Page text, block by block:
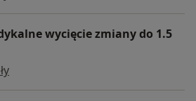
wycięcie zmiany do 1.5
Operacja skóry radykalne wycięcie